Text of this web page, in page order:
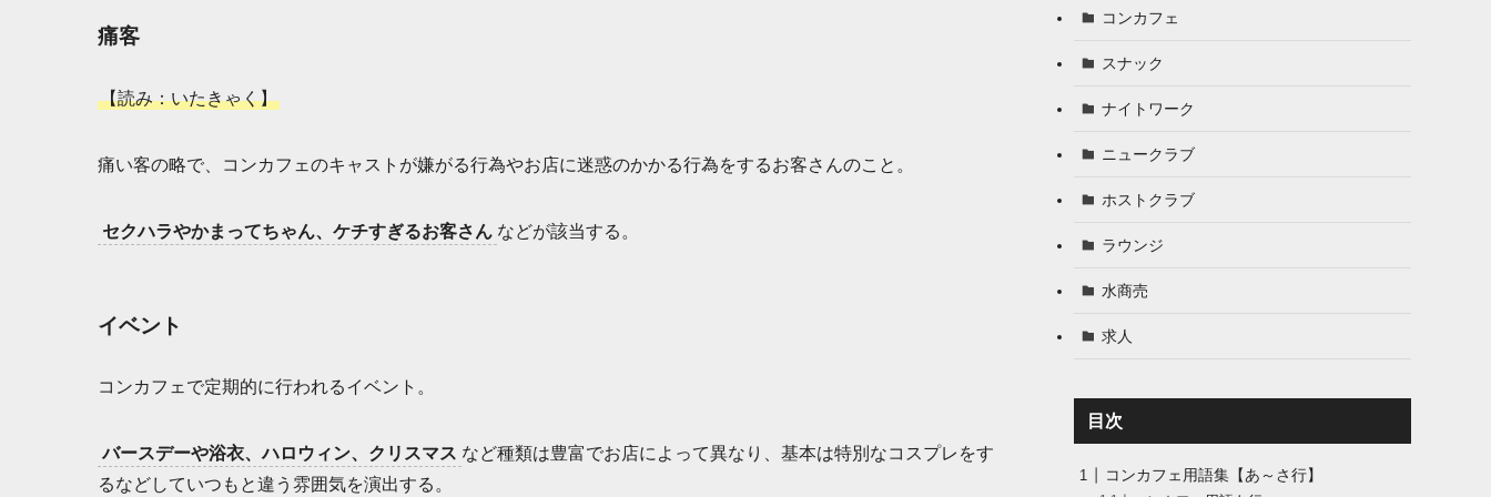
痛客
【読み：いたきゃく】
痛い客の略で、コンカフェのキャストが嫌がる行為やお店に迷惑のかかる行為をするお客さんのこと。
セクハラやかまってちゃん、ケチすぎるお客さん などが該当する。
イベント
コンカフェで定期的に行われるイベント。
バースデーや浴衣、ハロウィン、クリスマス など種類は豊富でお店によって異なり、基本は特別なコスプレをす
るなどしていつもと違う雰囲気を演出する。
コンカフェ
スナック
ナイトワーク
ニュークラブ
ホストクラブ
ラウンジ
水商売
求人
目次
コンカフェ用語集【あ～さ行】